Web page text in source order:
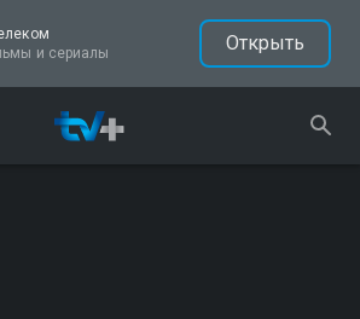
и сериалы
Открыть